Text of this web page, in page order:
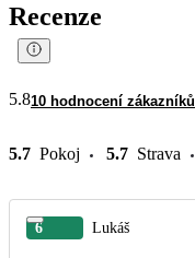
Recenze
5.810 hodnocení zákazníků
5.7 Pokoj 5.7 Strava
6 Lukáš